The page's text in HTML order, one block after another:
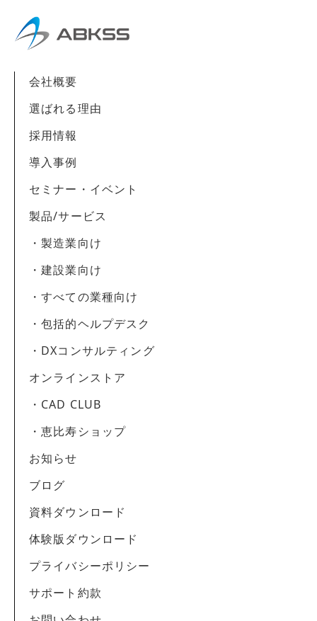
1. メール/お電話による商品のご案内・ご提
3. 商品・サービスの正確な提供
会社概要
選ばれる理由
採用情報
導入事例
セミナー・イベント
製品/サービス
・製造業向け
・建設業向け
・すべての業種向け
・包括的ヘルプデスク
・DXコンサルティング
オンラインストア
・CAD CLUB
・恵比寿ショップ
お知らせ
ブログ
資料ダウンロード
体験版ダウンロード
プライバシーポリシー
サポート約款